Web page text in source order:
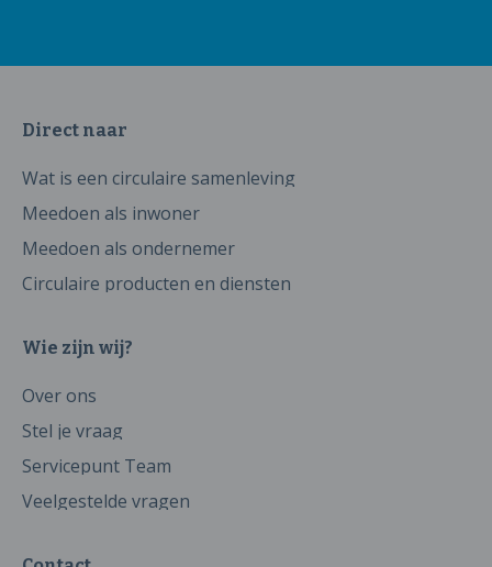
Direct naar
Wat is een circulaire samenleving
Meedoen als inwoner
Meedoen als ondernemer
Circulaire producten en diensten
Wie zijn wij?
Over ons
Stel je vraag
Servicepunt Team
Veelgestelde vragen